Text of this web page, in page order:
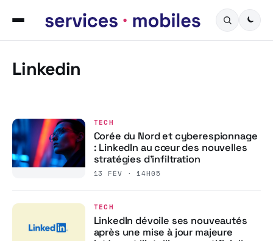
Linkedin
TECH
Corée du Nord et cyberespionnage
: LinkedIn au cœur des nouvelles
stratégies d’infiltration
13 FÉV · 14H05
TECH
LinkedIn dévoile ses nouveautés
après une mise à jour majeure